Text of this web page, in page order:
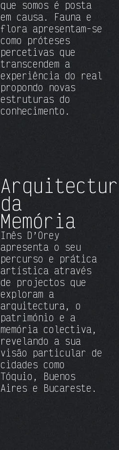
que somos é posta
em causa. Fauna e
flora apresentam-se
como próteses
percetivas que
transcendem a
experiência do real
propondo novas
estruturas do
conhecimento.
da
Memória
Inês D’Orey
apresenta o seu
percurso e prática
artística através
de projectos que
exploram a
arquitectura, o
património e a
memória colectiva,
revelando a sua
visão particular de
cidades como
Tóquio, Buenos
Aires e Bucareste.